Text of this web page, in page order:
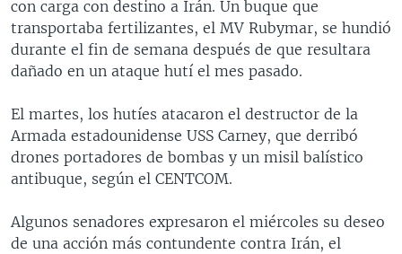
con carga con destino a Irán. Un buque que
transportaba fertilizantes, el MV Rubymar, se hundió
durante el fin de semana después de que resultara
dañado en un ataque hutí el mes pasado.
El martes, los hutíes atacaron el destructor de la
Armada estadounidense USS Carney, que derribó
drones portadores de bombas y un misil balístico
antibuque, según el CENTCOM.
Algunos senadores expresaron el miércoles su deseo
de una acción más contundente contra Irán, el